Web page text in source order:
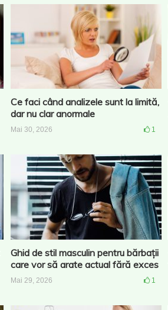
Ce faci când analizele sunt la limită,
dar nu clar anormale
Mai 30, 2026 1
Ghid de stil masculin pentru bărbații
care vor să arate actual fără exces
Mai 29, 2026 1